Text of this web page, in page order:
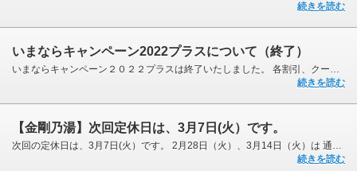
続きを読む
いまならキャンペーン2022プラスについて（終了）
いまならキャンペーン２０２２プラスは終了いたしました。 各割引、クーポン配布はありませんのでご...
続きを読む
【金剛乃湯】次回定休日は、3月7日(火）です。
次回の定休日は、3月7日(火）です。 2月28日（火）、3月14日（火）は 通常営業（午前10時～午後23時...
続きを読む